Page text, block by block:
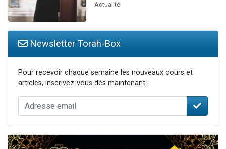
Actualité
Newsletter Torah-Box
Pour recevoir chaque semaine les nouveaux cours et
articles, inscrivez-vous dès maintenant :